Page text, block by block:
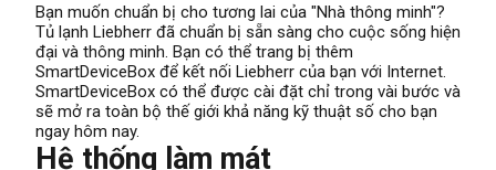
Bạn muốn chuẩn bị cho tương lai của "Nhà thông minh"?
Tủ lạnh Liebherr đã chuẩn bị sẵn sàng cho cuộc sống hiện
đại và thông minh. Bạn có thể trang bị thêm
SmartDeviceBox để kết nối Liebherr của bạn với Internet.
SmartDeviceBox có thể được cài đặt chỉ trong vài bước và
sẽ mở ra toàn bộ thế giới khả năng kỹ thuật số cho bạn
ngay hôm nay.
Hệ thống làm mát